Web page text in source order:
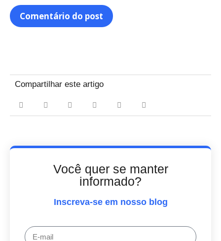
Compartilhar este artigo
Você quer se manter
informado?
Inscreva-se em nosso blog